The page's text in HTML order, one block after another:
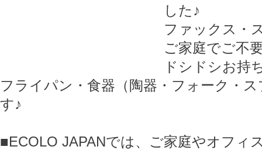
した♪
ファックス・
ご家庭でご不
ドシドシお持
フライパン・食器（陶器・フォーク・
す♪
■ECOLO JAPANでは、ご家庭やオフィ